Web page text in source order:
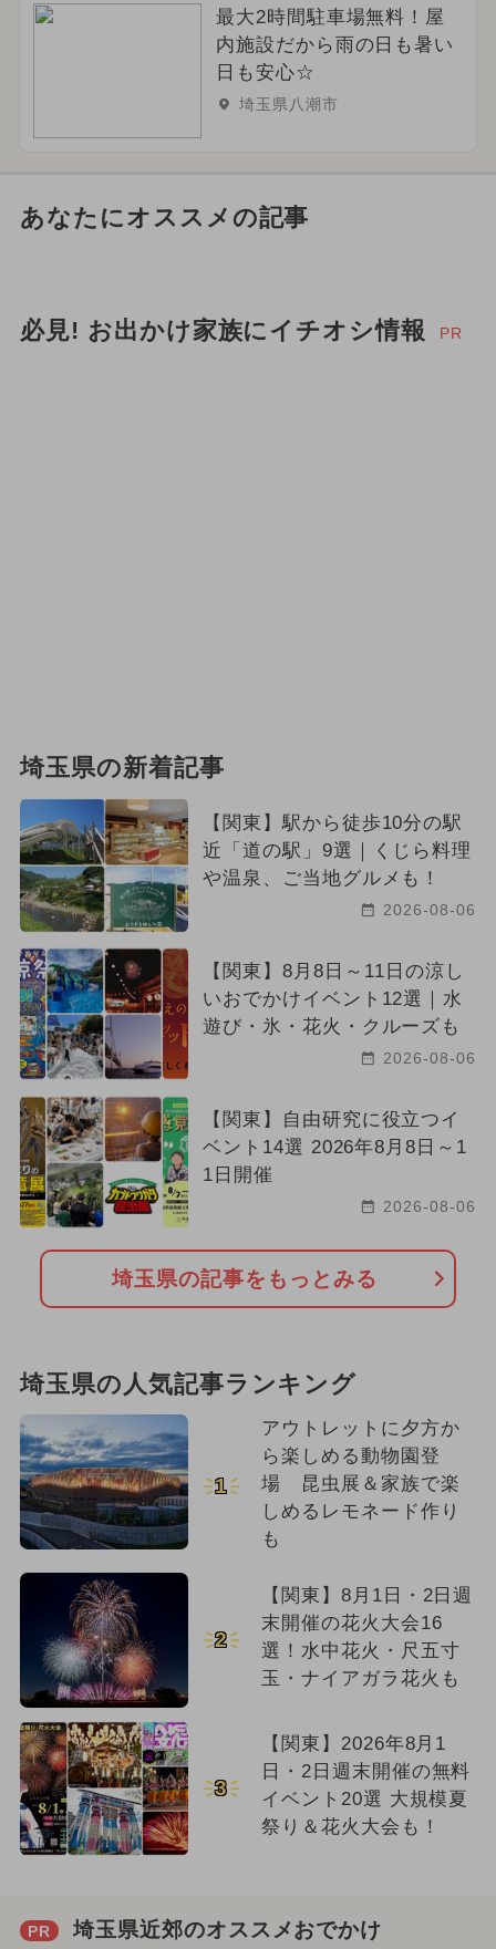
最大2時間駐車場無料！屋
内施設だから雨の日も暑い
日も安心☆
埼玉県八潮市
あなたにオススメの記事
必見! お出かけ家族にイチオシ情報 PR
埼玉県の新着記事
【関東】駅から徒歩10分の駅
近「道の駅」9選｜くじら料理
や温泉、ご当地グルメも！
2026-08-06
【関東】8月8日～11日の涼し
いおでかけイベント12選｜水
遊び・氷・花火・クルーズも
2026-08-06
【関東】自由研究に役立つイ
ベント14選 2026年8月8日～1
1日開催
2026-08-06
埼玉県の記事をもっとみる
埼玉県の人気記事ランキング
1
アウトレットに夕方か
ら楽しめる動物園登
場 昆虫展＆家族で楽
しめるレモネード作り
も
2
【関東】8月1日・2日週
末開催の花火大会16
選！水中花火・尺五寸
玉・ナイアガラ花火も
3
【関東】2026年8月1
日・2日週末開催の無料
イベント20選 大規模夏
祭り＆花火大会も！
PR 埼玉県近郊のオススメおでかけ